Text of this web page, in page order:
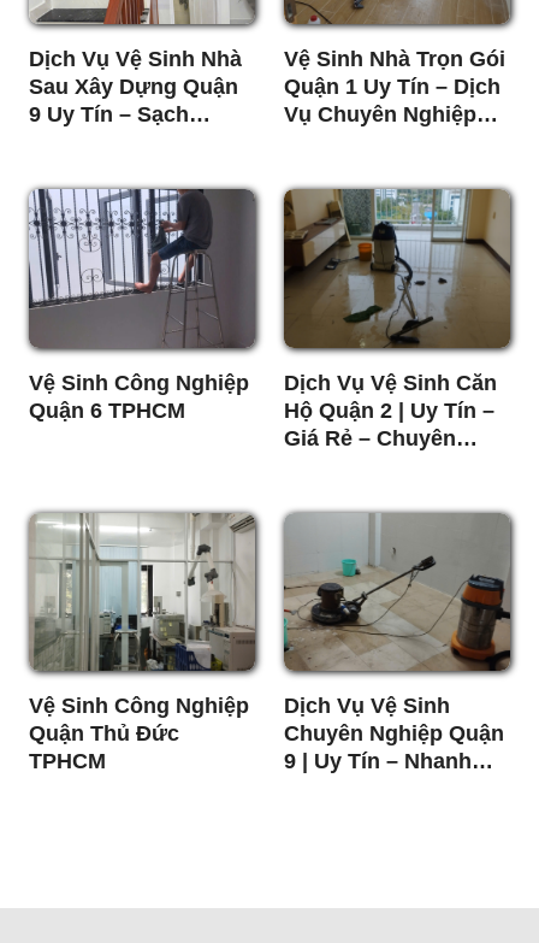
Dịch Vụ Vệ Sinh Nhà
Sau Xây Dựng Quận
9 Uy Tín – Sạch
Vệ Sinh Nhà Trọn Gói
Quận 1 Uy Tín – Dịch
Vụ Chuyên Nghiệp
Vệ Sinh Công Nghiệp
Quận 6 TPHCM
Dịch Vụ Vệ Sinh Căn
Hộ Quận 2 | Uy Tín –
Giá Rẻ – Chuyên
Vệ Sinh Công Nghiệp
Quận Thủ Đức
TPHCM
Dịch Vụ Vệ Sinh
Chuyên Nghiệp Quận
9 | Uy Tín – Nhanh